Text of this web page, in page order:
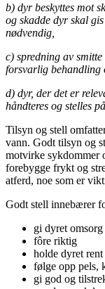
b) dyr beskyttes mot
og skadde dyr skal
nødvendig,
c) spredning av
forsvarlig behandling
d) dyr, der det er
håndteres og stelles
Tilsyn og stell
vann. Godt tilsyn og
motvirke sykdommer
forebygge frykt og
atferd, noe som er
Godt stell innebærer
gi dyret omsorg
fôre riktig
holde dyret rent
følge opp pels,
gi god og